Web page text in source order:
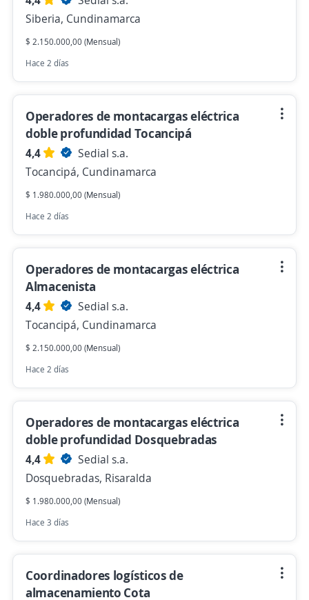
Siberia, Cundinamarca
$ 2.150.000,00 (Mensual)
Hace 2 días
Operadores de montacargas eléctrica
doble profundidad Tocancipá
4,4
Sedial s.a.
Tocancipá, Cundinamarca
$ 1.980.000,00 (Mensual)
Hace 2 días
Operadores de montacargas eléctrica
Almacenista
4,4
Sedial s.a.
Tocancipá, Cundinamarca
$ 2.150.000,00 (Mensual)
Hace 2 días
Operadores de montacargas eléctrica
doble profundidad Dosquebradas
4,4
Sedial s.a.
Dosquebradas, Risaralda
$ 1.980.000,00 (Mensual)
Hace 3 días
Coordinadores logísticos de
almacenamiento Cota